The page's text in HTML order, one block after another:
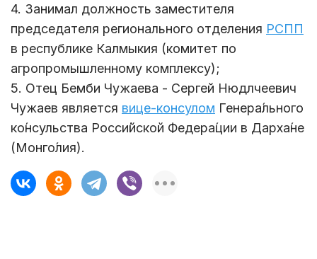
4. Занимал должность заместителя
председателя регионального отделения РСПП
в республике Калмыкия (комитет по
агропромышленному комплексу);
5. Отец Бемби Чужаева - Сергей Нюдлчеевич
Чужаев является вице-консулом Генера́льного
ко́нсульства Росси́йской Федера́ции в Дарха́не
(Монго́лия).